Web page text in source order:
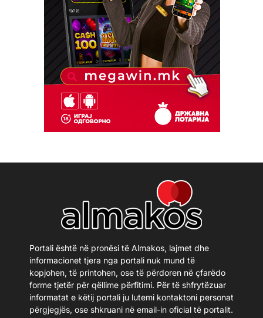
Portali është në pronësi të Almakos, lajmet dhe
informacionet tjera nga portali nuk mund të
kopjohen, të printohen, ose të përdoren në çfarëdo
forme tjetër për qëllime përfitimi. Për të shfrytëzuar
informatat e këtij portali ju lutemi kontaktoni personat
përgjegjës, ose shkruani në email-in oficial të portalit.